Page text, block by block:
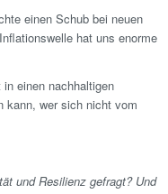
einen Schub bei neuen
hat uns enorme
einen nachhaltigen
kann, wer sich nicht vom
und Resilienz gefragt? Und